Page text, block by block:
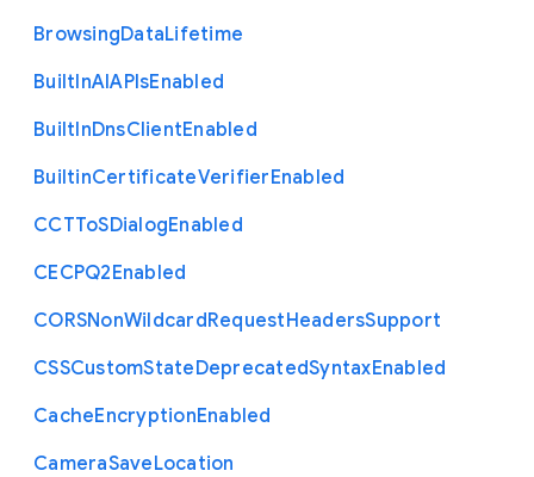
BrowsingDataLifetime
BuiltInAIAPIsEnabled
BuiltInDnsClientEnabled
BuiltinCertificateVerifierEnabled
CCTToSDialogEnabled
CECPQ2Enabled
CORSNonWildcardRequestHeadersSupport
CSSCustomStateDeprecatedSyntaxEnabled
CacheEncryptionEnabled
CameraSaveLocation